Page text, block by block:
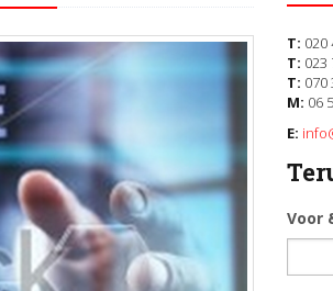
T: 020
T: 023
T: 070
M: 06
E:
Voor